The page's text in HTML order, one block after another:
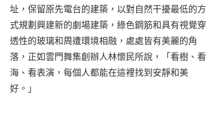
址，保留原先電台的建築，以對自然干擾最低的方
式規劃興建新的劇場建築，綠色鋼筋和具有視覺穿
透性的玻璃和周遭環境相融，處處皆有美麗的角
落，正如雲門舞集創辦人林懷民所說，「看樹、看
海、看表演，每個人都能在這裡找到安靜和美
好。」